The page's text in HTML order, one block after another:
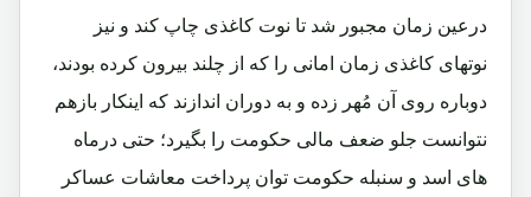
درعین زمان مجبور شد تا نوت کاغذی چاپ کند و نیز
نوتهای کاغذی زمان امانی را که از چلند بیرون کرده بودند،
دوباره روی آن مُهر زده و به دوران اندازند که اینکار بازهم
نتوانست جلو ضعف مالی حکومت را بگیرد؛ حتی درماه
های اسد و سنبله حکومت توان پرداخت معاشات عساکر